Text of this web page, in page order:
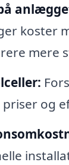
koster
mere
og